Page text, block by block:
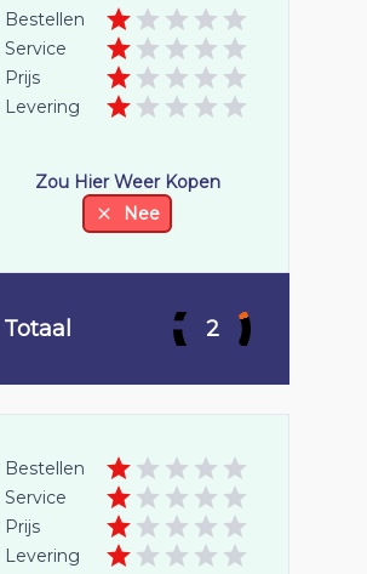
Bestellen
Service
Prijs
Levering
Zou Hier Weer Kopen
Nee
Totaal 2
Bestellen
Service
Prijs
Levering